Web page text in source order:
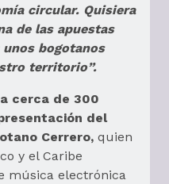
circular. Quisiera
de las apuestas
bogotanos
territorio”.
cerca de 300
del
Cerrero, quien
y el Caribe
música electrónica